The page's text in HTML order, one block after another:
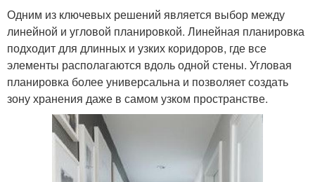
Одним из ключевых решений является выбор между
линейной и угловой планировкой. Линейная планировка
подходит для длинных и узких коридоров, где все
элементы располагаются вдоль одной стены. Угловая
планировка более универсальна и позволяет создать
зону хранения даже в самом узком пространстве.